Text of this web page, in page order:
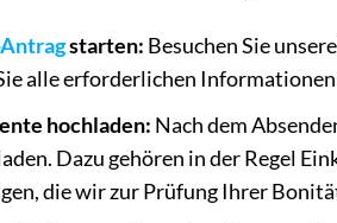
starten: Besuchen Sie
alle erforderlichen
hochladen: Nach dem
Dazu gehören in der Regel
die wir zur Prüfung Ihrer